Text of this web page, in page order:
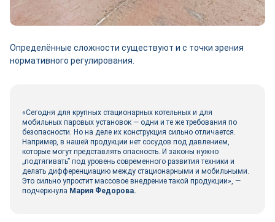
Определённые сложности существуют и с точки зрения
нормативного регулирования.
«Сегодня для крупных стационарных котельных и для
мобильных паровых установок ― одни и те же требования по
безопасности. Но на деле их конструкция сильно отличается.
Например, в нашей продукции нет сосудов под давлением,
которые могут представлять опасность. И законы нужно
„подтягивать” под уровень современного развития техники и
делать дифференциацию между стационарными и мобильными.
Это сильно упростит массовое внедрение такой продукции», ―
подчеркнула Мария Федорова.